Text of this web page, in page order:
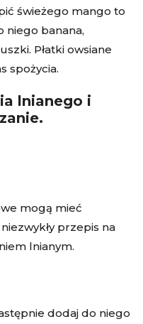
świeżego mango to
niego banana,
Płatki owsiane
spożycia.
lnianego i
mogą mieć
przepis na
lnianym.
dodaj do niego